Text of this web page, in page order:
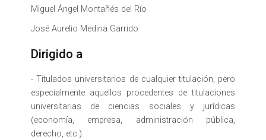
Miguel Ángel Montañés del Río
José Aurelio Medina Garrido
Dirigido a
- Titulados universitarios de cualquier titulación, pero
especialmente aquellos procedentes de titulaciones
universitarias de ciencias sociales y jurídicas
(economía, empresa, administración pública,
derecho, etc.).